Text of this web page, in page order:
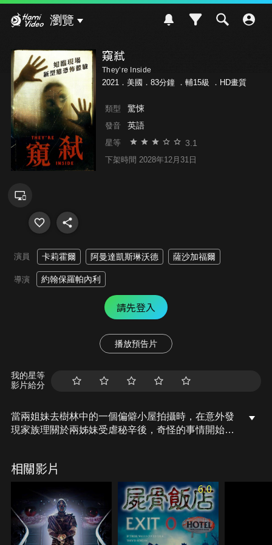
瀏覽
窺弒
They’re Inside
2021．美國．83分鐘 ． 輔15級 ．HD畫質
類型 驚悚
發音 英語
星等 3.1
下架時間 2028年12月31日
演員 卡莉霍爾 阿曼達凱斯琳沃德 薩沙加福爾
導演 約翰保羅帕內利
請先登入
播放預告片
我的星等
影片給分
當兩姐妹去樹林中的一個偏僻小屋拍攝時，在意外發
現家族理關於兩姊妹受虐秘辛後，奇怪的事情開始發
相關影片
6.0